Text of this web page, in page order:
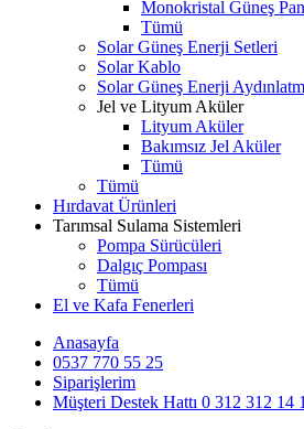
Monokristal Güneş
Tümü
Solar Güneş Enerji Setleri
Solar Kablo
Solar Güneş Enerji
Jel ve Lityum Aküler
Lityum Aküler
Bakımsız Jel Aküler
Tümü
Tümü
Hırdavat Ürünleri
Tarımsal Sulama Sistemleri
Pompa Sürücüleri
Dalgıç Pompası
Tümü
El ve Kafa Fenerleri
Anasayfa
0537 770 55 25
Siparişlerim
Müşteri Destek Hattı 0 312 312 14